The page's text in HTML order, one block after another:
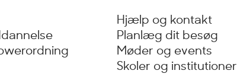
Hjælp og kontakt
Planlæg dit besøg
Møder og events
Skoler og institutioner